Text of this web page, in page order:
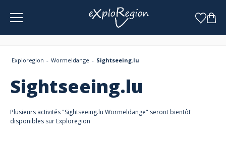
Panneau de gestion des cookies
Exploregion Wormeldange Sightseeing.lu
Sightseeing.lu
Plusieurs activités "Sightseeing.lu Wormeldange" seront bientôt
disponibles sur Exploregion